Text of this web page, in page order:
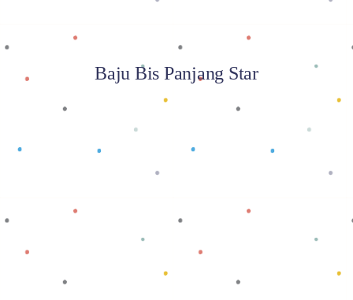
Baju Bis Panjang Star
Baca selengkapnya